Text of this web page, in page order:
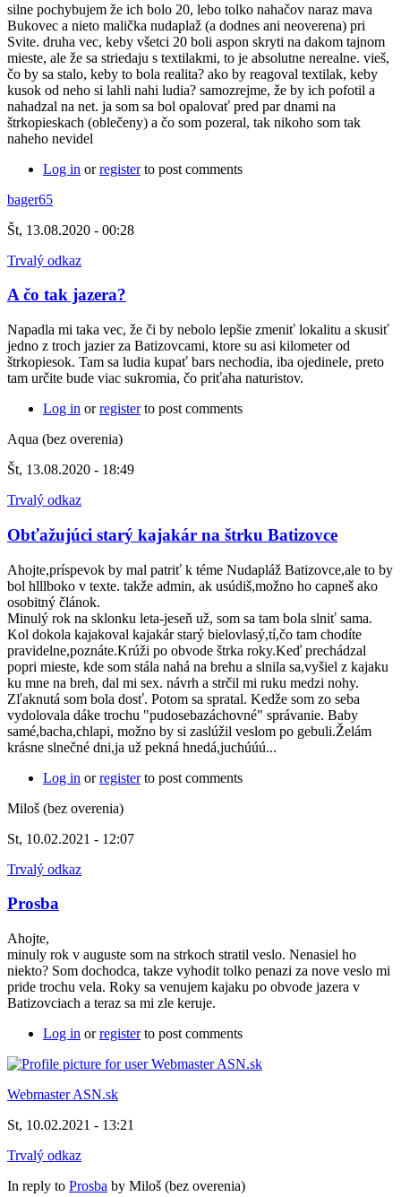
silne pochybujem že ich bolo 20, lebo tolko nahačov naraz mava
Bukovec a nieto malička nudaplaž (a dodnes ani neoverena) pri
Svite. druha vec, keby všetci 20 boli aspon skryti na dakom tajnom
mieste, ale že sa striedaju s textilakmi, to je absolutne nerealne. vieš,
čo by sa stalo, keby to bola realita? ako by reagoval textilak, keby
kusok od neho si lahli nahi ludia? samozrejme, že by ich pofotil a
nahadzal na net. ja som sa bol opalovať pred par dnami na
štrkopieskach (oblečeny) a čo som pozeral, tak nikoho som tak
naheho nevidel
Log in orregisterto post comments
bager65
Št, 13.08.2020 - 00:28
Trvalý odkaz
A čo tak jazera?
Napadla mi taka vec, že či by nebolo lepšie zmeniť lokalitu a skusiť
jedno z troch jazier za Batizovcami, ktore su asi kilometer od
štrkopiesok. Tam sa ludia kupať bars nechodia, iba ojedinele, preto
tam určite bude viac sukromia, čo priťaha naturistov.
Log in orregisterto post comments
Aqua (bez overenia)
Št, 13.08.2020 - 18:49
Trvalý odkaz
Obťažujúci starý kajakár na štrku Batizovce
Ahojte,príspevok by mal patriť k téme Nudapláž Batizovce,ale to by
bol hlllboko v texte. takže admin, ak usúdiš,možno ho capneš ako
osobitný článok.
Minulý rok na sklonku leta-jeseň už, som sa tam bola slniť sama.
Kol dokola kajakoval kajakár starý bielovlasý,tí,čo tam chodíte
pravidelne,poznáte.Krúži po obvode štrka roky.Keď prechádzal
popri mieste, kde som stála nahá na brehu a slnila sa,vyšiel z kajaku
ku mne na breh, dal mi sex. návrh a strčil mi ruku medzi nohy.
Zľaknutá som bola dosť. Potom sa spratal. Kedže som zo seba
vydolovala dáke trochu "pudosebazáchovné" správanie. Baby
samé,bacha,chlapi, možno by si zaslúžil veslom po gebuli.Želám
krásne slnečné dni,ja už pekná hnedá,juchúúú...
Log in orregisterto post comments
Miloš (bez overenia)
St, 10.02.2021 - 12:07
Trvalý odkaz
Prosba
Ahojte,
minuly rok v auguste som na strkoch stratil veslo. Nenasiel ho
niekto? Som dochodca, takze vyhodit tolko penazi za nove veslo mi
pride trochu vela. Roky sa venujem kajaku po obvode jazera v
Batizovciach a teraz sa mi zle keruje.
Log in orregisterto post comments
Webmaster ASN.sk
St, 10.02.2021 - 13:21
Trvalý odkaz
In reply to Prosba by Miloš (bez overenia)